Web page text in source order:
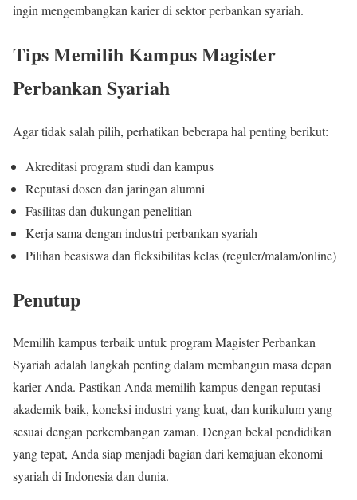
ingin mengembangkan karier di sektor perbankan syariah.
Tips Memilih Kampus Magister
Perbankan Syariah
Agar tidak salah pilih, perhatikan beberapa hal penting berikut:
Akreditasi program studi dan kampus
Reputasi dosen dan jaringan alumni
Fasilitas dan dukungan penelitian
Kerja sama dengan industri perbankan syariah
Pilihan beasiswa dan fleksibilitas kelas (reguler/malam/online)
Penutup
Memilih kampus terbaik untuk program Magister Perbankan
Syariah adalah langkah penting dalam membangun masa depan
karier Anda. Pastikan Anda memilih kampus dengan reputasi
akademik baik, koneksi industri yang kuat, dan kurikulum yang
sesuai dengan perkembangan zaman. Dengan bekal pendidikan
yang tepat, Anda siap menjadi bagian dari kemajuan ekonomi
syariah di Indonesia dan dunia.